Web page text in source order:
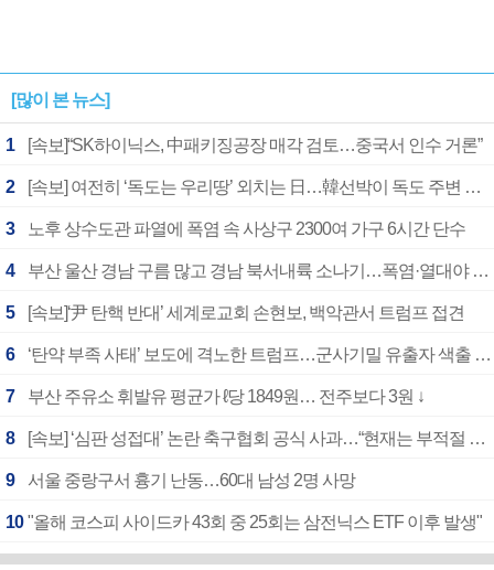
[많이 본 뉴스]
1 [속보]“SK하이닉스, 中패키징공장 매각 검토…중국서 인수 거론”
2 [속보] 여전히 ‘독도는 우리땅’ 외치는 日…韓선박이 독도 주변 해양조사 활동하자 반발
3 노후 상수도관 파열에 폭염 속 사상구 2300여 가구 6시간 단수
4 부산 울산 경남 구름 많고 경남 북서내륙 소나기…폭염·열대야 계속
5 [속보]‘尹 탄핵 반대’ 세계로교회 손현보, 백악관서 트럼프 접견
6 ‘탄약 부족 사태’ 보도에 격노한 트럼프…군사기밀 유출자 색출 지시
7 부산 주유소 휘발유 평균가 ℓ당 1849원… 전주보다 3원 ↓
8 [속보] ‘심판 성접대’ 논란 축구협회 공식 사과…“현재는 부적절 행위 없어”
9 서울 중랑구서 흉기 난동…60대 남성 2명 사망
10 "올해 코스피 사이드카 43회 중 25회는 삼전닉스 ETF 이후 발생"